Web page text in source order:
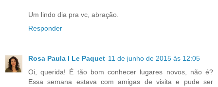
Um lindo dia pra vc, abração.
Responder
Rosa Paula I Le Paquet 11 de junho de 2015 às 12:05
Oi, querida! É tão bom conhecer lugares novos, não é?
Essa semana estava com amigas de visita e pude ser